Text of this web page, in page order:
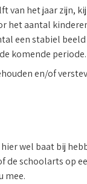
van het jaar zijn,
het aantal
een stabiel
komende periode.
en/of
wel baat bij
de schoolarts op
mee.